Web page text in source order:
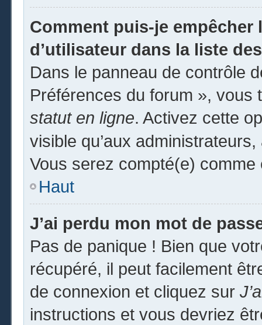
Comment puis-je empêcher
d’utilisateur dans la liste
Dans le panneau de contrôle
Préférences du forum », vous
statut en ligne. Activez cette
visible qu’aux
Vous serez compté(e)
Haut
J’ai perdu mon mot de
Pas de panique ! Bien que
récupéré, il peut facilement
de connexion et cliquez sur
instructions et vous devriez